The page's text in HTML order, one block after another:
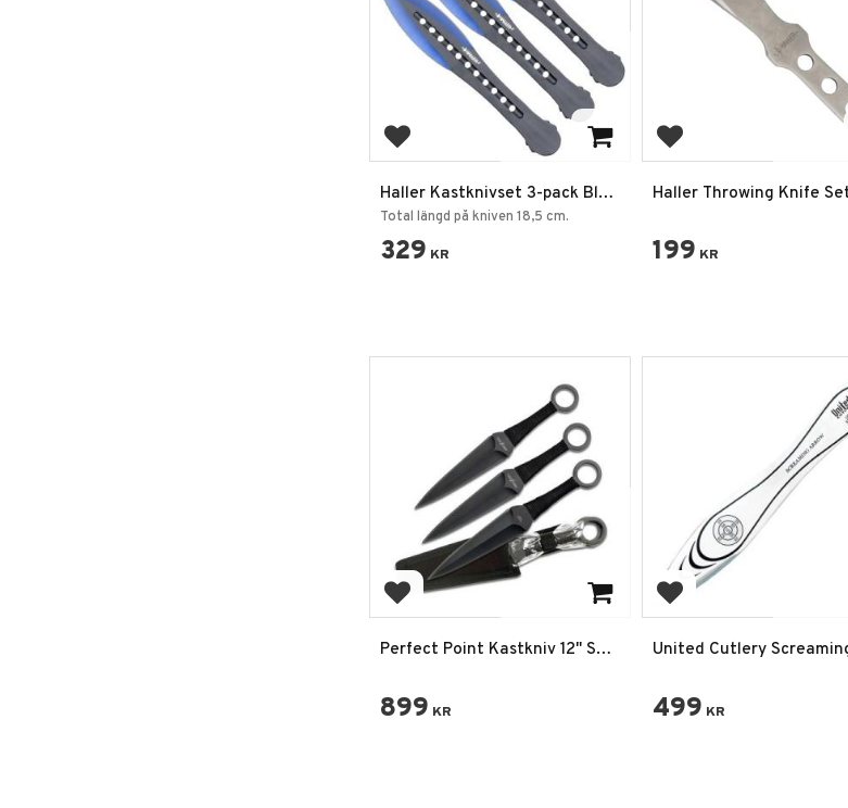
Lägg till i favoriter
Haller Kastknivset 3-pack Blue
Edge
Total längd på kniven 18,5 cm.
329 KR
Lägg till i favoriter
Haller Throwing Knife
199 KR
Lägg till i favoriter
Perfect Point Kastkniv 12" Set
899 KR
Lägg till i favoriter
United Cutlery
499 KR